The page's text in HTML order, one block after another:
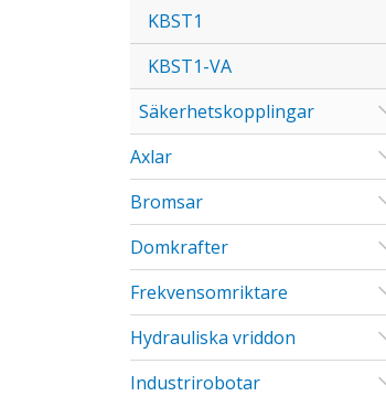
KBST1
KBST1-VA
Säkerhetskopplingar
Axlar
Bromsar
Domkrafter
Frekvensomriktare
Hydrauliska vriddon
Industrirobotar